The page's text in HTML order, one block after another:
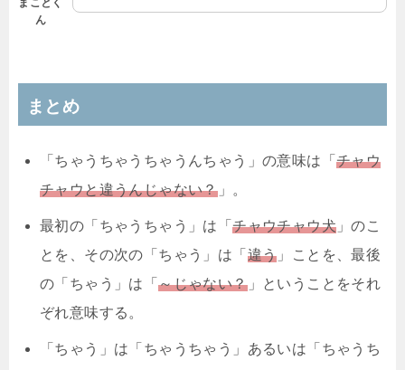
ん
まとめ
「ちゃうちゃうちゃうんちゃう」の意味は「 チャウ
チャウと違うんじゃない？」。
最初の「ちゃうちゃう」は「チャウチャウ犬 」のこ
とを、その次の「ちゃう」は「 違う 」ことを、最後
の「ちゃう」は「～じゃない？」ということをそれ
ぞれ意味する。
「ちゃう」は「ちゃうちゃう」あるいは「ちゃうち